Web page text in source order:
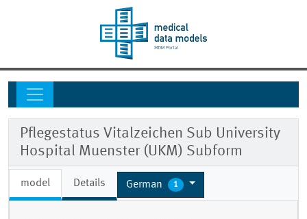
Pflegestatus Vitalzeichen Sub University
Hospital Muenster (UKM) Subform
model Details German 1